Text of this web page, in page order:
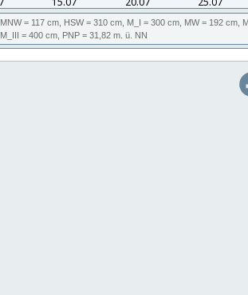
MNW= 117 cm, HSW= 310 cm, M_I = 300 cm, MW= 192 cm,
M_III = 400 cm, PNP = 31,82 m. ü. NN